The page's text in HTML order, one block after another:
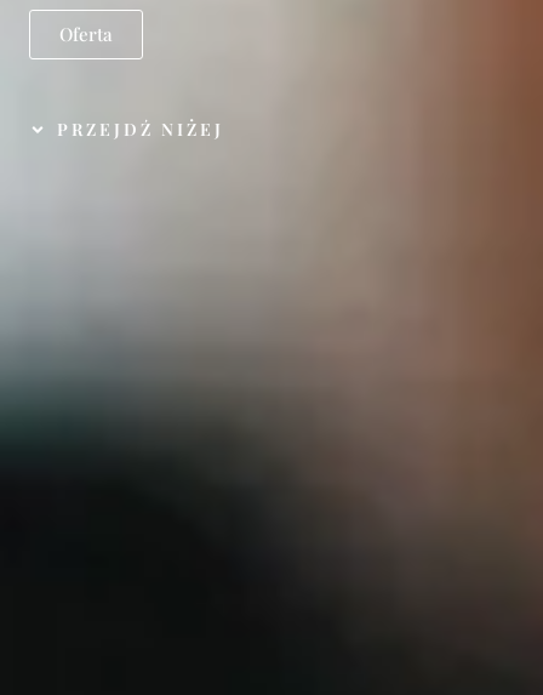
Oferta
PRZEJDŹ NIŻEJ